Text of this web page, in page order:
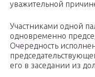
уважительной
Участниками одной
одновременно
Очередность
его в заседании из